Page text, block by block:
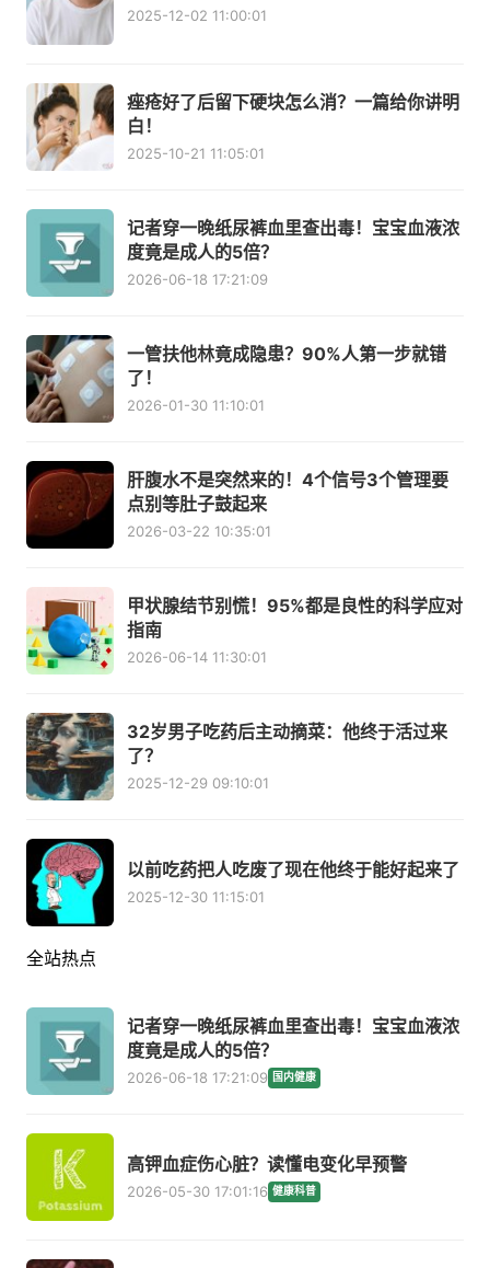
2025-12-02 11:00:01
痤疮好了后留下硬块怎么消？一篇给你讲明
白！
2025-10-21 11:05:01
记者穿一晚纸尿裤血里查出毒！宝宝血液浓
度竟是成人的5倍？
2026-06-18 17:21:09
一管扶他林竟成隐患？90%人第一步就错
了！
2026-01-30 11:10:01
肝腹水不是突然来的！4个信号3个管理要
点别等肚子鼓起来
2026-03-22 10:35:01
甲状腺结节别慌！95%都是良性的科学应对
指南
2026-06-14 11:30:01
32岁男子吃药后主动摘菜：他终于活过来
了？
2025-12-29 09:10:01
以前吃药把人吃废了现在他终于能好起来了
2025-12-30 11:15:01
全站热点
记者穿一晚纸尿裤血里查出毒！宝宝血液浓
度竟是成人的5倍？
2026-06-18 17:21:09 国内健康
高钾血症伤心脏？读懂电变化早预警
2026-05-30 17:01:16 健康科普